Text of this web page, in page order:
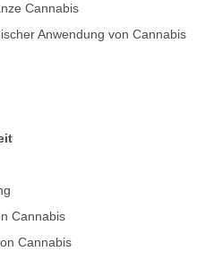
Cannabis
Anwendung von Cannabis
Cannabis
Cannabis